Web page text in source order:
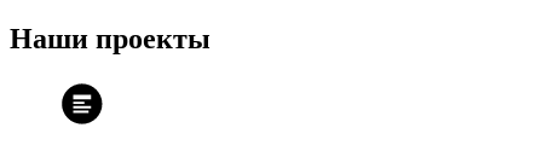
Наши проекты